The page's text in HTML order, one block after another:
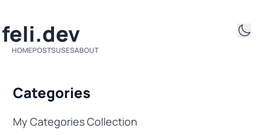
HOMEPOSTSUSESABOUT
Categories
My Categories Collection